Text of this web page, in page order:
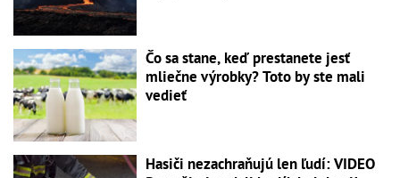
Čo sa stane, keď prestanete jesť
mliečne výrobky? Toto by ste mali
vedieť
Hasiči nezachraňujú len ľudí: VIDEO